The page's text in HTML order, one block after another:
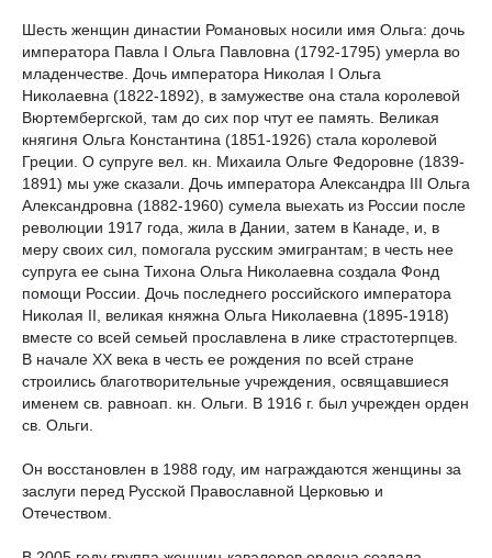
Шесть женщин династии Романовых носили имя Ольга: дочь
императора Павла I Ольга Павловна (1792-1795) умерла во
младенчестве. Дочь императора Николая I Ольга
Николаевна (1822-1892), в замужестве она стала королевой
Вюртембергской, там до сих пор чтут ее память. Великая
княгиня Ольга Константина (1851-1926) стала королевой
Греции. О супруге вел. кн. Михаила Ольге Федоровне (1839-
1891) мы уже сказали. Дочь императора Александра III Ольга
Александровна (1882-1960) сумела выехать из России после
революции 1917 года, жила в Дании, затем в Канаде, и, в
меру своих сил, помогала русским эмигрантам; в честь нее
супруга ее сына Тихона Ольга Николаевна создала Фонд
помощи России. Дочь последнего российского императора
Николая II, великая княжна Ольга Николаевна (1895-1918)
вместе со всей семьей прославлена в лике страстотерпцев.
В начале ХХ века в честь ее рождения по всей стране
строились благотворительные учреждения, освящавшиеся
именем св. равноап. кн. Ольги. В 1916 г. был учрежден орден
св. Ольги.
Он восстановлен в 1988 году, им награждаются женщины за
заслуги перед Русской Православной Церковью и
Отечеством.